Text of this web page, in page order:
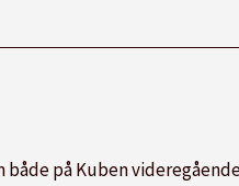
på Kuben